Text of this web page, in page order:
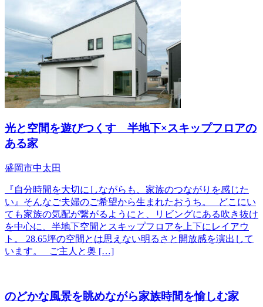
光と空間を遊びつくす 半地下×スキップフロアの
ある家
盛岡市中太田
『自分時間を大切にしながらも、家族のつながりを感じた
い』そんなご夫婦のご希望から生まれたおうち。 どこにい
ても家族の気配が繋がるようにと、リビングにある吹き抜け
を中心に、半地下空間とスキップフロアを上下にレイアウ
ト。 28.65坪の空間とは思えない明るさと開放感を演出して
います。 ご主人と奥 […]
のどかな風景を眺めながら家族時間を愉しむ家